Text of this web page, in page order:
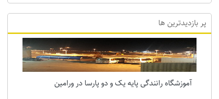
پر بازدیدترین ها
آموزشگاه رانندگی پایه یک و دو پارسا در ورامین